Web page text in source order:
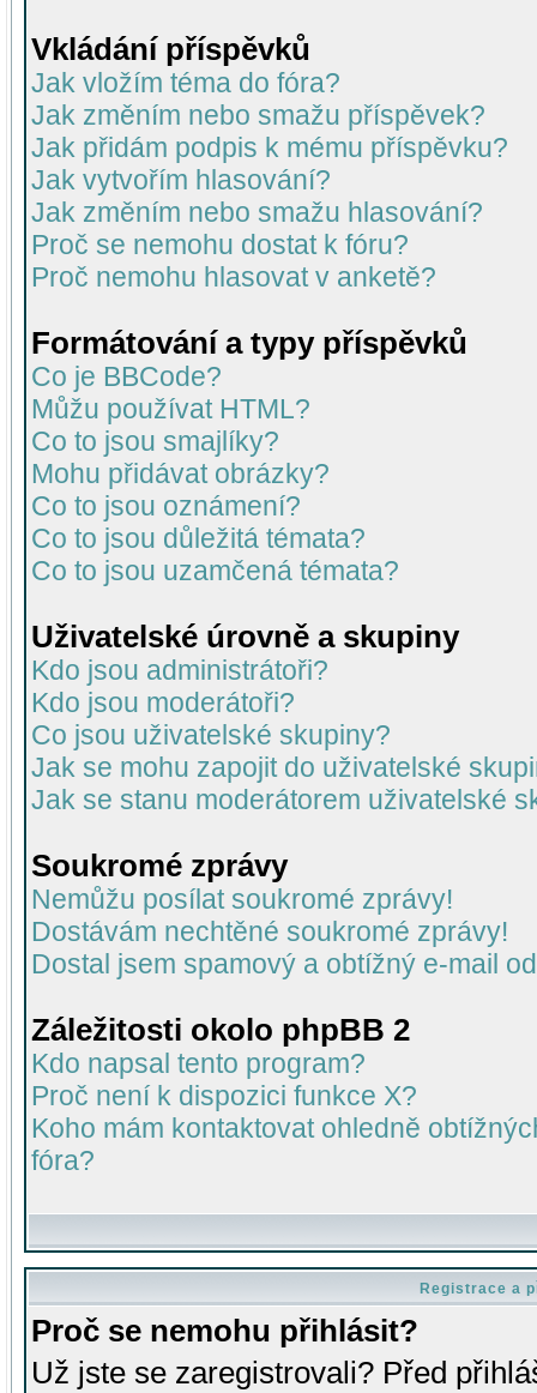
Vkládání příspěvků
Jak vložím téma do fóra?
Jak změním nebo smažu příspěvek?
Jak přidám podpis k mému příspěvku?
Jak vytvořím hlasování?
Jak změním nebo smažu hlasování?
Proč se nemohu dostat k fóru?
Proč nemohu hlasovat v anketě?
Formátování a typy příspěvků
Co je BBCode?
Můžu používat HTML?
Co to jsou smajlíky?
Mohu přidávat obrázky?
Co to jsou oznámení?
Co to jsou důležitá témata?
Co to jsou uzamčená témata?
Uživatelské úrovně a skupiny
Kdo jsou administrátoři?
Kdo jsou moderátoři?
Co jsou uživatelské skupiny?
Jak se mohu zapojit do uživatelské
Jak se stanu moderátorem uživatelské
Soukromé zprávy
Nemůžu posílat soukromé zprávy!
Dostávám nechtěné soukromé zprávy!
Dostal jsem spamový a obtížný e-mail
Záležitosti okolo phpBB 2
Kdo napsal tento program?
Proč není k dispozici funkce X?
Koho mám kontaktovat ohledně
fóra?
Registrace a
Proč se nemohu přihlásit?
Už jste se zaregistrovali? Před